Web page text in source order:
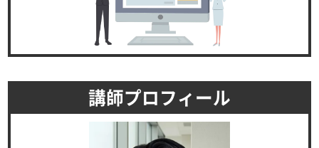
講師プロフィール